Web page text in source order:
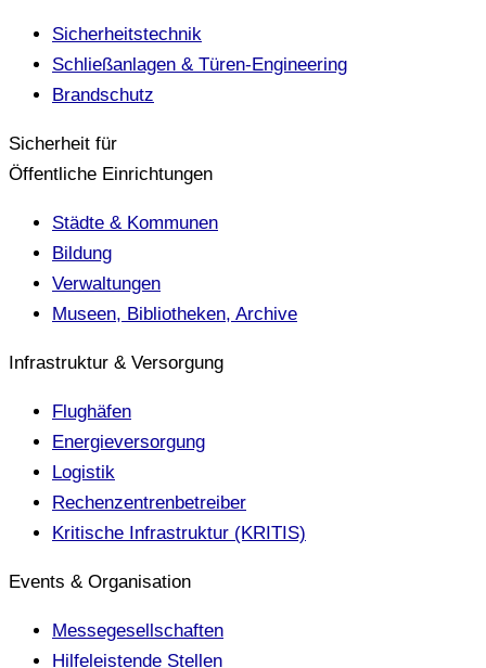
Sicherheitstechnik
Schließanlagen & Türen-Engineering
Brandschutz
Sicherheit für
Öffentliche Einrichtungen
Städte & Kommunen
Bildung
Verwaltungen
Museen, Bibliotheken, Archive
Infrastruktur & Versorgung
Flughäfen
Energieversorgung
Logistik
Rechenzentrenbetreiber
Kritische Infrastruktur (KRITIS)
Events & Organisation
Messegesellschaften
Hilfeleistende Stellen